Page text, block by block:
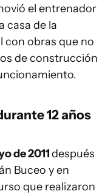
el entrenador
casa de la
con obras que no
de construcción
12 años
de 2011después
Buceo y en
que realizaron